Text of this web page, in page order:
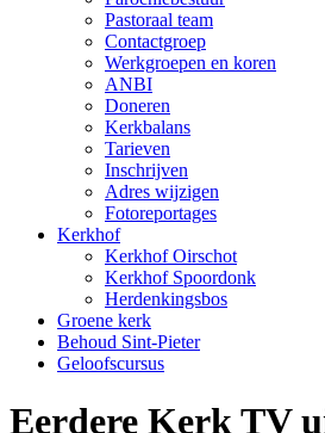
Pastoraal team
Contactgroep
Werkgroepen en koren
ANBI
Doneren
Kerkbalans
Tarieven
Inschrijven
Adres wijzigen
Fotoreportages
Kerkhof
Kerkhof Oirschot
Kerkhof Spoordonk
Herdenkingsbos
Groene kerk
Behoud Sint-Pieter
Geloofscursus
Eerdere Kerk TV